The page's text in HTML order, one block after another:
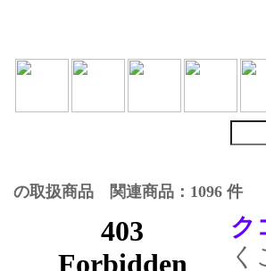
の取扱商品 関連商品：1096 件
ク